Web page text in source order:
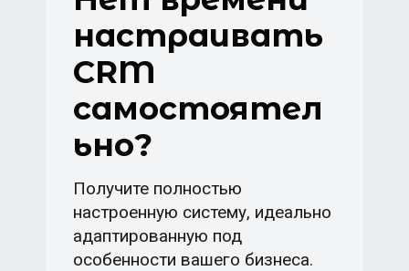
настраивать
CRM
самостоятел
ьно?
Получите полностью
настроенную систему, идеально
адаптированную под
особенности вашего бизнеса.